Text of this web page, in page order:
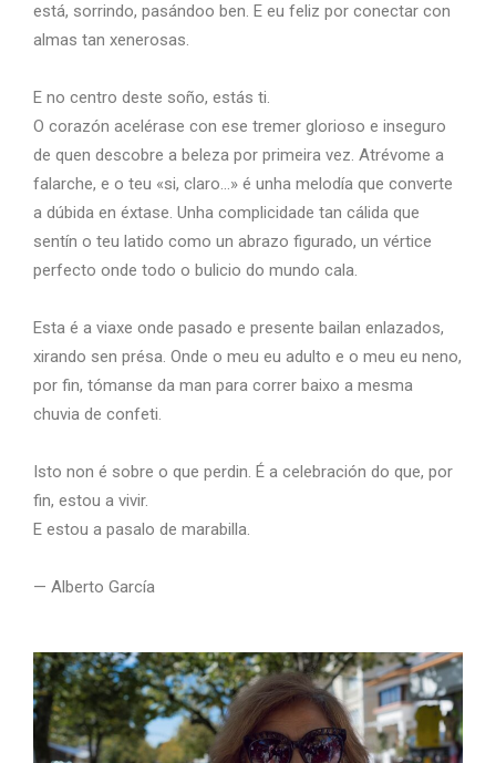
está, sorrindo, pasándoo ben. E eu feliz por conectar con
almas tan xenerosas.
E no centro deste soño, estás ti.
O corazón acelérase con ese tremer glorioso e inseguro
de quen descobre a beleza por primeira vez. Atrévome a
falarche, e o teu «si, claro…» é unha melodía que converte
a dúbida en éxtase. Unha complicidade tan cálida que
sentín o teu latido como un abrazo figurado, un vértice
perfecto onde todo o bulicio do mundo cala.
Esta é a viaxe onde pasado e presente bailan enlazados,
xirando sen présa. Onde o meu eu adulto e o meu eu neno,
por fin, tómanse da man para correr baixo a mesma
chuvia de confeti.
Isto non é sobre o que perdin. É a celebración do que, por
fin, estou a vivir.
E estou a pasalo de marabilla.
— Alberto García